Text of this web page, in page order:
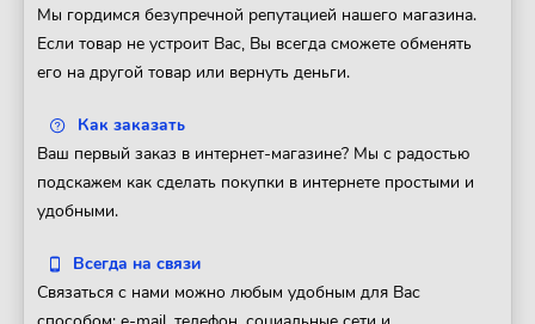
Мы гордимся безупречной репутацией нашего магазина.
Если товар не устроит Вас, Вы всегда сможете обменять
его на другой товар или вернуть деньги.
Как заказать
Ваш первый заказ в интернет-магазине? Мы с радостью
подскажем как сделать покупки в интернете простыми и
удобными.
Всегда на связи
Связаться с нами можно любым удобным для Вас